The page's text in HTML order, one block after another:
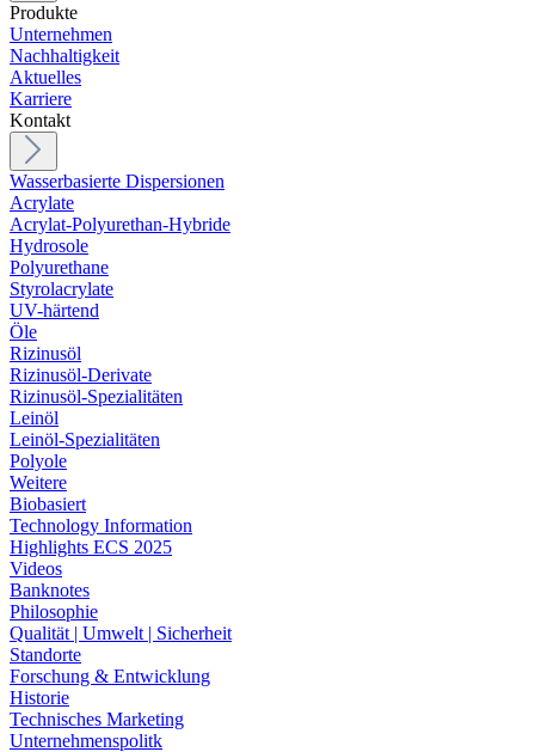
Produkte
Unternehmen
Nachhaltigkeit
Aktuelles
Karriere
Kontakt
Wasserbasierte Dispersionen
Acrylate
Acrylat-Polyurethan-Hybride
Hydrosole
Polyurethane
Styrolacrylate
UV-härtend
Öle
Rizinusöl
Rizinusöl-Derivate
Rizinusöl-Spezialitäten
Leinöl
Leinöl-Spezialitäten
Polyole
Weitere
Biobasiert
Technology Information
Highlights ECS 2025
Videos
Banknotes
Philosophie
Qualität | Umwelt | Sicherheit
Standorte
Forschung & Entwicklung
Historie
Technisches Marketing
Unternehmenspolitk